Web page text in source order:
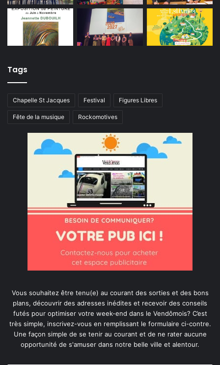
Tags
Chapelle St Jacques Festival Figures Libres
Fête de la musique Rockomotives
Vous souhaitez être tenu(e) au courant des sorties et des bons
plans, découvrir des adresses inédites et recevoir des conseils
futés pour optimiser votre week-end dans le Vendômois? C’est
très simple, inscrivez-vous en remplissant le formulaire ci-contre.
Une façon simple de se tenir au courant et de ne rater aucune
opportunité de s'amuser dans notre belle ville et alentour.